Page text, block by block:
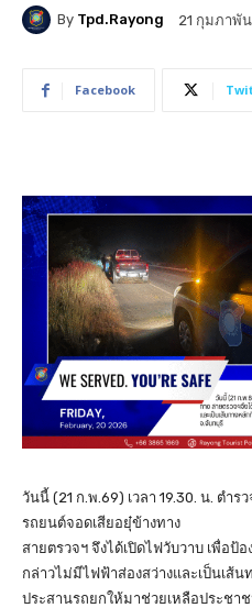
By Tpd.rayong 21 กุมภาพั
Facebook
วันนี้ (21 ก.พ.69) เวลา 19.30. น. ตำ
รถยนต์จอดเสียอยุ๋ข้างทาง
สายตรวจฯ จึงได้เปิดไฟวับวาบ เพื่อป้
กล่าวไม่มีไฟฟ้าส่องสว่างและเป็นเส้
ประสานรถยกให้มาช่วยเหลือประชา